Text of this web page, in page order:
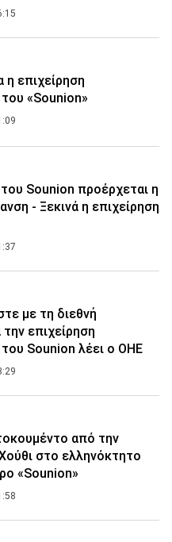
η επιχείρηση
«Sounion»
Sounion προέρχεται η
- Ξεκινά η επιχείρηση
με τη διεθνή
την επιχείρηση
Sounion λέει ο ΟΗΕ
από την
στο ελληνόκτητο
«Sounion»